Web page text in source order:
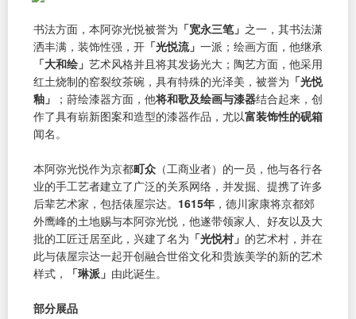
书法方面，本阿弥光悦被誉为 「宽永三笔」 之一，其书法潇
洒丰满，装饰性强，开 「光悦流」 一派；绘画方面，他继承
「大和绘」 艺术风格并且将其发扬光大；陶艺方面，他采用
红土烧制的窑裂纹茶碗，具有特殊的光泽美，被誉为 「光悦
釉」
；莳绘漆器方面，他将和歌及绘画与漆器结合起来，创
作了具有崭新图案和造型的漆器作品，尤以富装饰性的砚箱
闻名。
本阿弥光悦作为京都町众 （工商业者）的一员，他与各行各
业的手工艺者建立了广泛的关系网络，并发掘、提携了许多
后辈艺术家，包括俵屋宗达。 1615年 ，德川家康将京都郊
外鹰峰的土地赐与本阿弥光悦，他遂带领家人、好友以及大
批的工匠迁居至此，兴建了名为 「光悦村」 的艺术村，并在
此与俵屋宗达一起开创融合世俗文化和贵族美学的新的艺术
样式，
「琳派」 由此诞生。
部分展品